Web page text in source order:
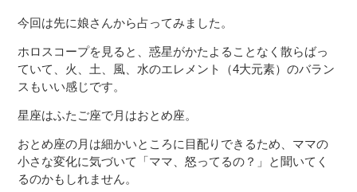
今回は先に娘さんから占ってみました。
ホロスコープを見ると、惑星がかたよることなく散らばっ
ていて、火、土、風、水のエレメント（4大元素）のバラン
スもいい感じです。
星座はふたご座で月はおとめ座。
おとめ座の月は細かいところに目配りできるため、ママの
小さな変化に気づいて「ママ、怒ってるの？」と聞いてく
るのかもしれません。